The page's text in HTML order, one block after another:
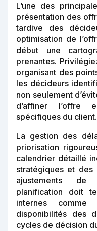
L’une des
présentation des
tardive des
optimisation de
début une
prenantes.
organisant des
les décideurs
non seulement
d’affiner l’offre
spécifiques du client.
La gestion des
priorisation
calendrier détaillé
stratégiques et
ajustements
planification doit
internes comme
disponibilités des
cycles de décision